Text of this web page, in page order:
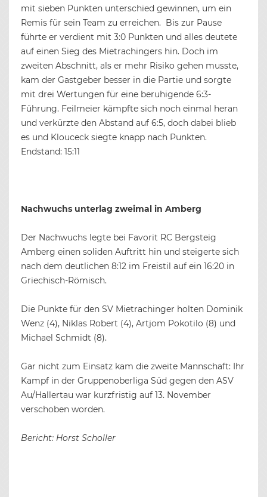
mit sieben Punkten unterschied gewinnen, um ein
Remis für sein Team zu erreichen. Bis zur Pause
führte er verdient mit 3:0 Punkten und alles deutete
auf einen Sieg des Mietrachingers hin. Doch im
zweiten Abschnitt, als er mehr Risiko gehen musste,
kam der Gastgeber besser in die Partie und sorgte
mit drei Wertungen für eine beruhigende 6:3-
Führung. Feilmeier kämpfte sich noch einmal heran
und verkürzte den Abstand auf 6:5, doch dabei blieb
es und Klouceck siegte knapp nach Punkten.
Endstand: 15:11
Nachwuchs unterlag zweimal in Amberg
Der Nachwuchs legte bei Favorit RC Bergsteig
Amberg einen soliden Auftritt hin und steigerte sich
nach dem deutlichen 8:12 im Freistil auf ein 16:20 in
Griechisch-Römisch.
Die Punkte für den SV Mietrachinger holten Dominik
Wenz (4), Niklas Robert (4), Artjom Pokotilo (8) und
Michael Schmidt (8).
Gar nicht zum Einsatz kam die zweite Mannschaft: Ihr
Kampf in der Gruppenoberliga Süd gegen den ASV
Au/Hallertau war kurzfristig auf 13. November
verschoben worden.
Bericht: Horst Scholler